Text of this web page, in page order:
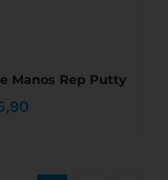
Manos Rep Putty